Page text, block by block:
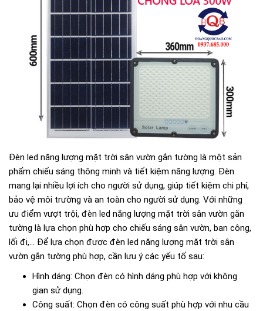
Đèn led năng lượng mặt trời sân vườn gắn tường là một sản
phẩm chiếu sáng thông minh và tiết kiệm năng lượng. Đèn
mang lại nhiều lợi ích cho người sử dụng, giúp tiết kiệm chi phí,
bảo vệ môi trường và an toàn cho người sử dụng. Với những
ưu điểm vượt trội, đèn led năng lượng mặt trời sân vườn gắn
tường là lựa chọn phù hợp cho chiếu sáng sân vườn, ban công,
lối đi,... Để lựa chọn được đèn led năng lượng mặt trời sân
vườn gắn tường phù hợp, cần lưu ý các yếu tố sau:
Hình dáng: Chọn đèn có hình dáng phù hợp với không
gian sử dụng.
Công suất: Chọn đèn có công suất phù hợp với nhu cầu